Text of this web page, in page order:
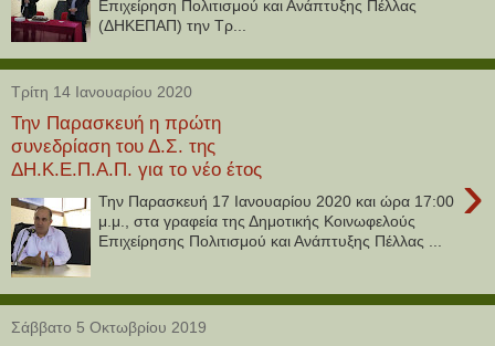
Επιχείρηση Πολιτισμού και Ανάπτυξης Πέλλας
(ΔΗΚΕΠΑΠ) την Τρ...
Τρίτη 14 Ιανουαρίου 2020
Την Παρασκευή η πρώτη
συνεδρίαση του Δ.Σ. της
ΔΗ.Κ.Ε.Π.Α.Π. για το νέο έτος
›
Την Παρασκευή 17 Ιανουαρίου 2020 και ώρα 17:00
μ.μ., στα γραφεία της Δημοτικής Κοινωφελούς
Επιχείρησης Πολιτισμού και Ανάπτυξης Πέλλας ...
Σάββατο 5 Οκτωβρίου 2019